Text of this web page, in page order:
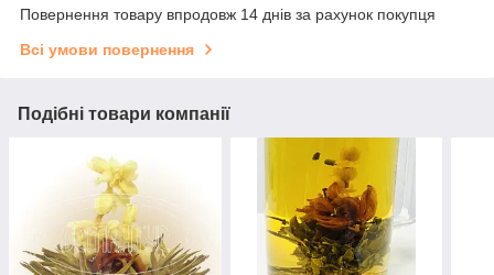
Повернення товару впродовж 14 днів за рахунок покупця
Всі умови повернення
Подібні товари компанії